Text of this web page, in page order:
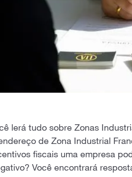
lerá tudo sobre Zonas
de Zona Industrial
fiscais uma empresa
Você encontrará